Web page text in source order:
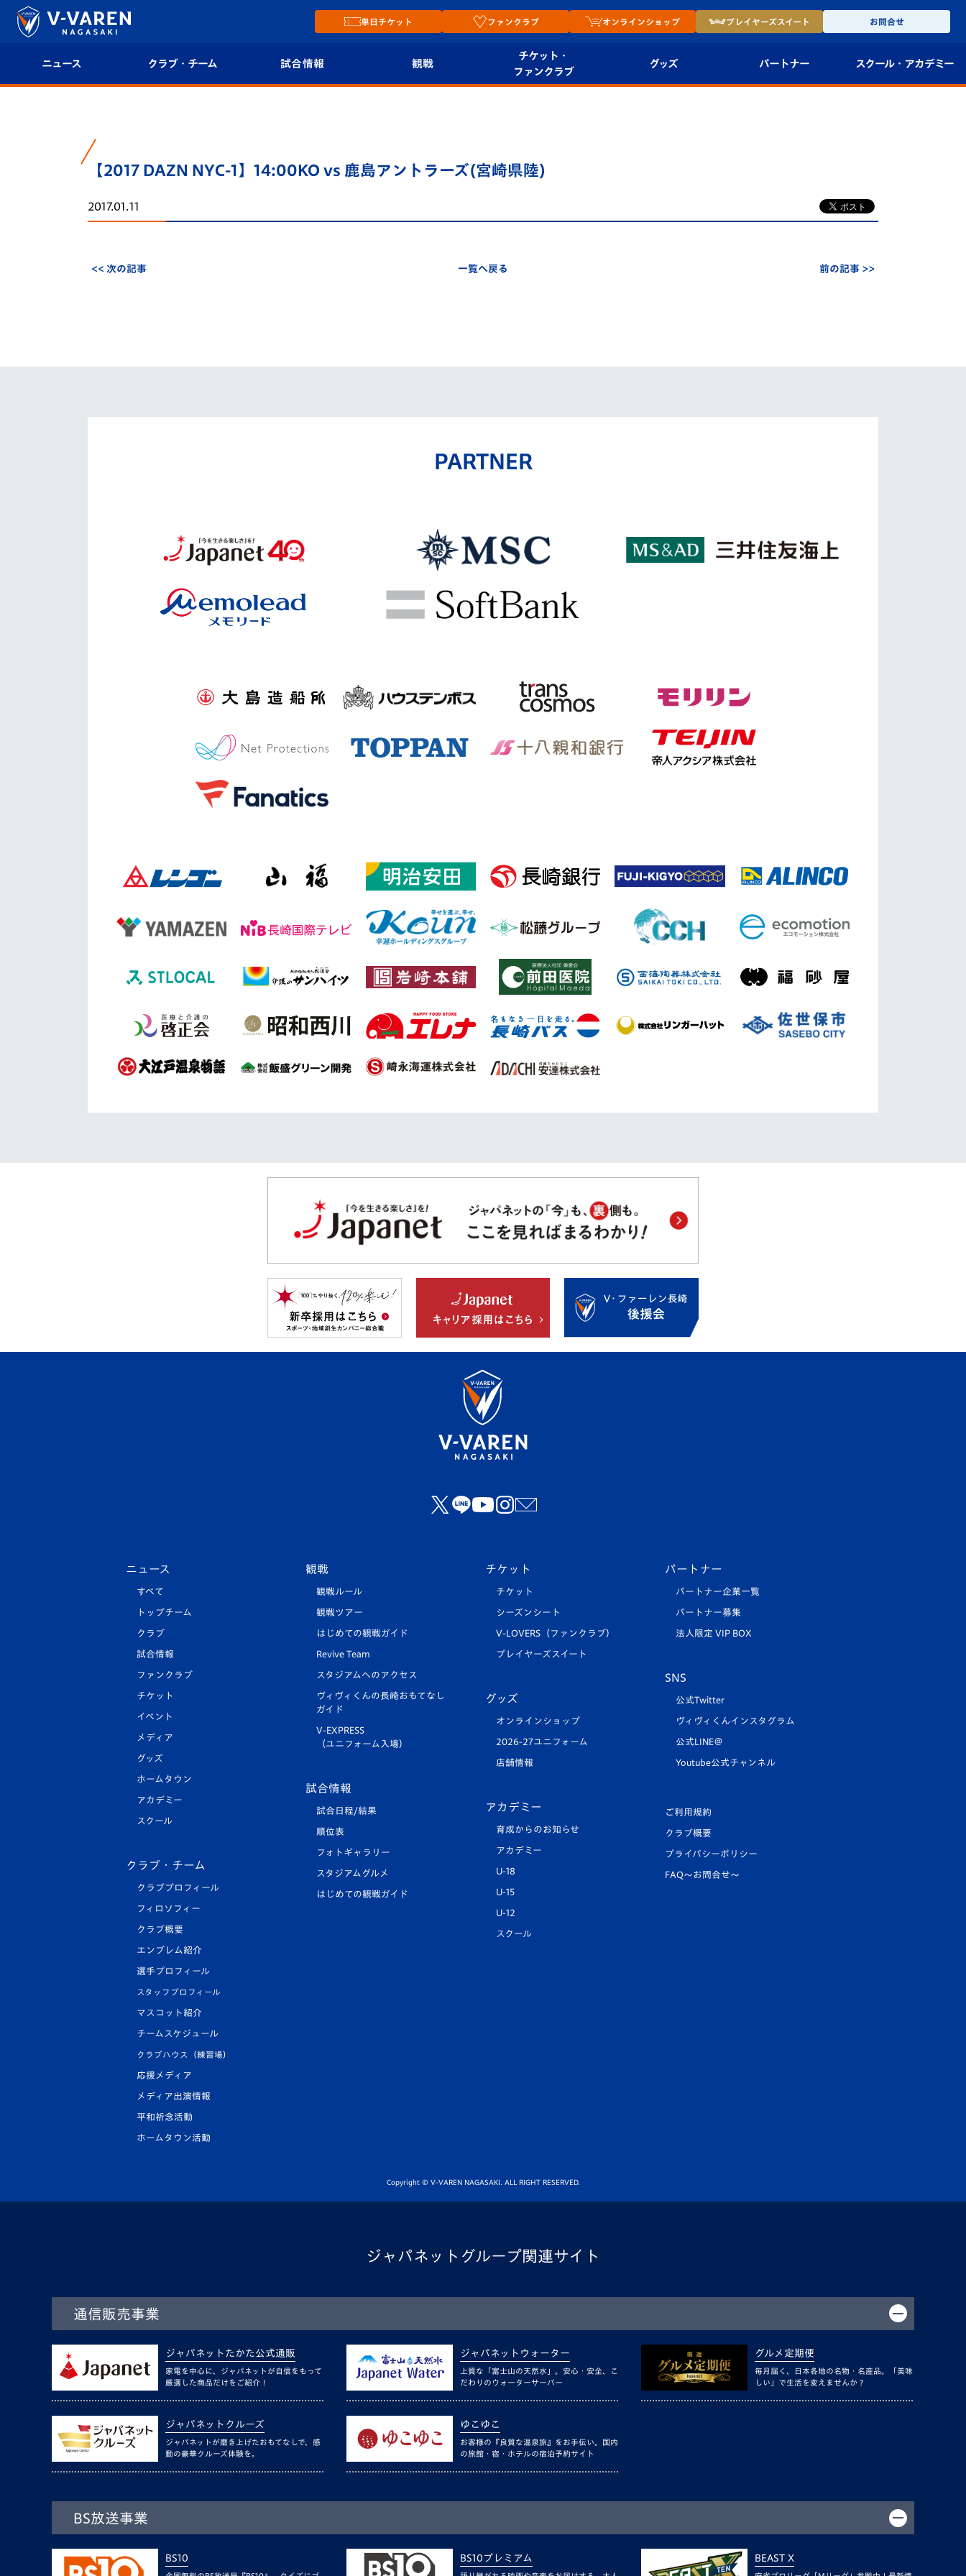
単日チケット ファンクラブ オンラインショップ プレイヤーズスイート お問合せ
ニュース クラブ・チーム
クラブ概要
エンブレム紹介
試合情報
順位表
観戦
チケット・
ファンクラブ
プレイヤーズスイート
グッズ パートナー スクール・ アカデミー
U-12
【2017 DAZN NYC-1】14:00KO vs 鹿島アントラーズ(宮崎県陸)
2017.01.11
<< 次の記事 一覧へ戻る 前の記事 >>
PARTNER
ニュース
すべて
トップチーム
クラブ
試合情報
ファンクラブ
チケット
イベント
メディア
グッズ
ホームタウン
アカデミー
スクール
クラブ・チーム
クラブプロフィール
フィロソフィー
クラブ概要
エンブレム紹介
選手プロフィール
スタッフプロフィール
マスコット紹介
チームスケジュール
クラブハウス（練習場）
応援メディア
メディア出演情報
平和祈念活動
ホームタウン活動
観戦
観戦ルール
観戦ツアー
はじめての観戦ガイド
Revive Team
スタジアムへのアクセス
ヴィヴィくんの長崎おもてなし
ガイド
V-EXPRESS
（ユニフォーム入場）
試合情報
試合日程/結果
順位表
フォトギャラリー
スタジアムグルメ
はじめての観戦ガイド
チケット
チケット
シーズンシート
V-LOVERS（ファンクラブ）
プレイヤーズスイート
グッズ
オンラインショップ
2026-27ユニフォーム
店舗情報
アカデミー
育成からのお知らせ
アカデミー
U-18
U-15
U-12
スクール
パートナー
パートナー企業一覧
パートナー募集
法人限定 VIP BOX
SNS
公式Twitter
ヴィヴィくんインスタグラム
公式LINE＠
Youtube公式チャンネル
ご利用規約
クラブ概要
プライバシーポリシー
FAQ〜お問合せ〜
Copyright © V-VAREN NAGASAKI. ALL RIGHT RESERVED.
ジャパネットグループ関連サイト
通信販売事業
ジャパネットたかた公式通販
家電を中心に、ジャパネットが自信をもって
厳選した商品だけをご紹介！
ジャパネットウォーター
上質な「富士山の天然水」。安心・安全、こ
だわりのウォーターサーバー
グルメ定期便
毎月届く、日本各地の名物・名産品。「美味
しい」で生活を変えませんか？
ジャパネットクルーズ
ジャパネットが磨き上げたおもてなしで、感
動の豪華クルーズ体験を。
ゆこゆこ
お客様の『良質な温泉旅』をお手伝い。国内
の旅館・宿・ホテルの宿泊予約サイト
BS放送事業
BS10 BS10プレミアム BEAST X